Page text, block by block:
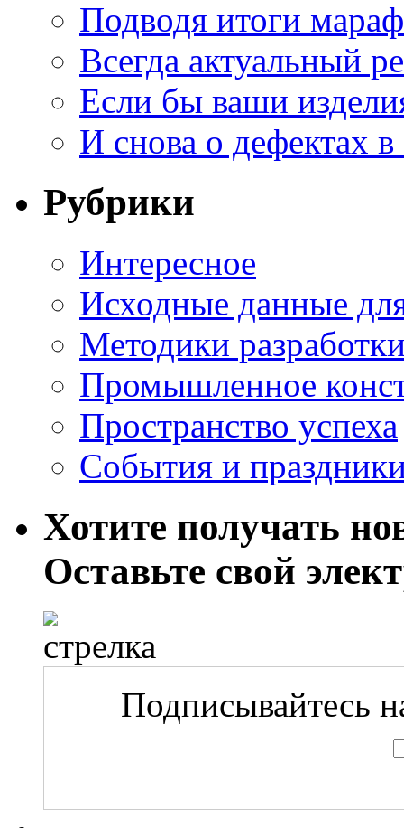
Подводя итоги
Всегда актуальный
Если бы ваши
И снова о дефектах
Рубрики
Интересное
Исходные данные
Методики
Промышленное
Пространство успеха
События и
Хотите получать
Оставьте свой
Подписывайтесь